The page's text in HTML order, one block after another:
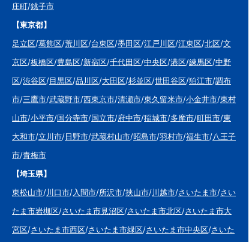
庄町/銚子市
【東京都】
足立区/葛飾区/荒川区/台東区/墨田区/江戸川区/江東区/北区/文
京区/板橋区/豊島区/新宿区/千代田区/中央区/港区/練馬区/中野
区/渋谷区/目黒区/品川区/大田区/杉並区/世田谷区/狛江市/調布
市/三鷹市/武蔵野市/西東京市/清瀬市/東久留米市/小金井市/東村
山市/小平市/国分寺市/国立市/府中市/稲城市/多摩市/町田市/東
大和市/立川市/日野市/武蔵村山市/昭島市/羽村市/福生市/八王子
市/青梅市
【埼玉県】
東松山市/川口市/入間市/所沢市/挟山市/川越市/さいたま市/さい
たま市岩槻区/さいたま市見沼区/さいたま市北区/さいたま市大
宮区/さいたま市西区/さいたま市緑区/さいたま市中央区/さいた